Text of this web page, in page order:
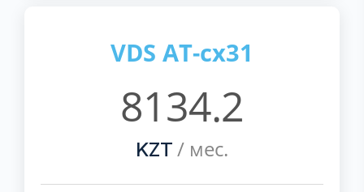
VDS AT-cx31
8134.2
KZT / мес.